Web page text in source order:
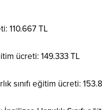
110.667 TL
ücreti: 149.333 TL
sınıfı eğitim ücreti: